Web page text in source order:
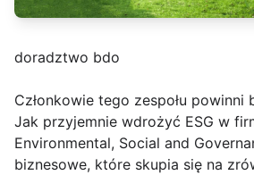
doradztwo bdo
Członkowie tego zespołu powinni
Jak przyjemnie wdrożyć ESG w
Environmental, Social and
biznesowe, które skupia się na